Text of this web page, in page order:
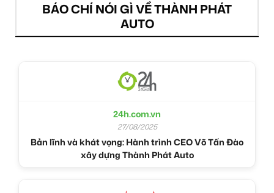
BÁO CHÍ NÓI GÌ VỀ THÀNH PHÁT
AUTO
24h.com.vn
27/08/2025
Bản lĩnh và khát vọng: Hành trình CEO Võ Tấn Đào
xây dựng Thành Phát Auto